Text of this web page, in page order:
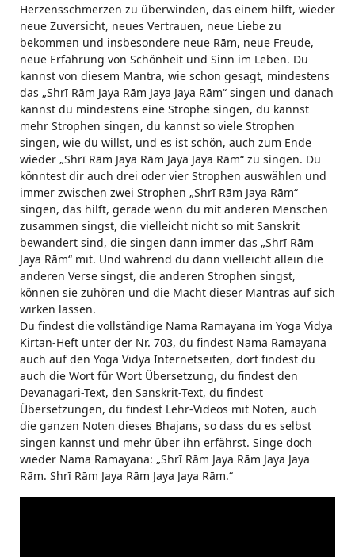
Herzensschmerzen zu überwinden, das einem hilft, wieder
neue Zuversicht, neues Vertrauen, neue Liebe zu
bekommen und insbesondere neue Rām, neue Freude,
neue Erfahrung von Schönheit und Sinn im Leben. Du
kannst von diesem Mantra, wie schon gesagt, mindestens
das „Shrī Rām Jaya Rām Jaya Jaya Rām“ singen und danach
kannst du mindestens eine Strophe singen, du kannst
mehr Strophen singen, du kannst so viele Strophen
singen, wie du willst, und es ist schön, auch zum Ende
wieder „Shrī Rām Jaya Rām Jaya Jaya Rām“ zu singen. Du
könntest dir auch drei oder vier Strophen auswählen und
immer zwischen zwei Strophen „Shrī Rām Jaya Rām“
singen, das hilft, gerade wenn du mit anderen Menschen
zusammen singst, die vielleicht nicht so mit Sanskrit
bewandert sind, die singen dann immer das „Shrī Rām
Jaya Rām“ mit. Und während du dann vielleicht allein die
anderen Verse singst, die anderen Strophen singst,
können sie zuhören und die Macht dieser Mantras auf sich
wirken lassen.
Du findest die vollständige Nama Ramayana im Yoga Vidya
Kirtan-Heft unter der Nr. 703, du findest Nama Ramayana
auch auf den Yoga Vidya Internetseiten, dort findest du
auch die Wort für Wort Übersetzung, du findest den
Devanagari-Text, den Sanskrit-Text, du findest
Übersetzungen, du findest Lehr-Videos mit Noten, auch
die ganzen Noten dieses Bhajans, so dass du es selbst
singen kannst und mehr über ihn erfährst. Singe doch
wieder Nama Ramayana: „Shrī Rām Jaya Rām Jaya Jaya
Rām. Shrī Rām Jaya Rām Jaya Jaya Rām.“